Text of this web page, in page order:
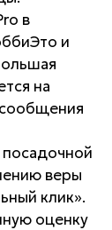
в
и
на
веры
клик».
оценку